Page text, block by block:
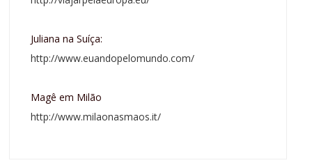
Juliana na Suíça:
http://www.euandopelomundo.com/
Magê em Milão
http://www.milaonasmaos.it/